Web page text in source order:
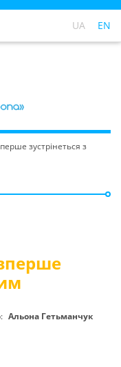
UA EN
зустрінеться з
Альона Гетьманчук